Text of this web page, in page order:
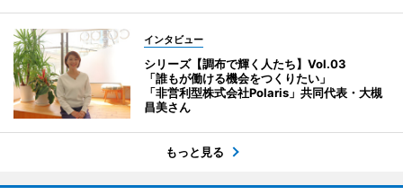
インタビュー
シリーズ【調布で輝く人たち】Vol.03
「誰もが働ける機会をつくりたい」
「非営利型株式会社Polaris」共同代表・大槻
昌美さん
もっと見る